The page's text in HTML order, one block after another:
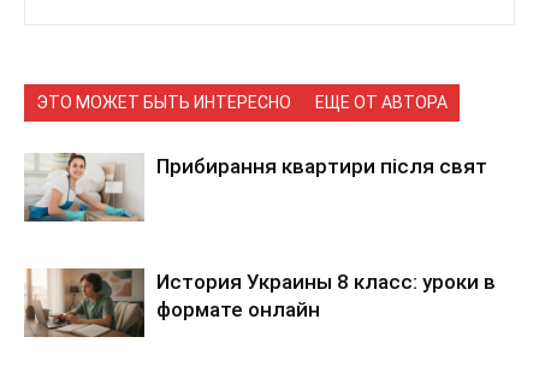
ЭТО МОЖЕТ БЫТЬ ИНТЕРЕСНО ЕЩЕ ОТ АВТОРА
Прибирання квартири після свят
История Украины 8 класс: уроки в
формате онлайн